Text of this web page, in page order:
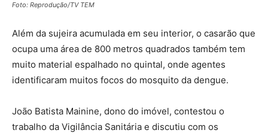
Foto: Reprodução/TV TEM
Além da sujeira acumulada em seu interior, o casarão que
ocupa uma área de 800 metros quadrados também tem
muito material espalhado no quintal, onde agentes
identificaram muitos focos do mosquito da dengue.
João Batista Mainine, dono do imóvel, contestou o
trabalho da Vigilância Sanitária e discutiu com os